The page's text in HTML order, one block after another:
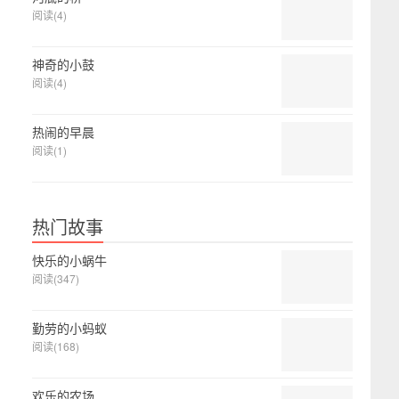
阅读(4)
神奇的小鼓
阅读(4)
热闹的早晨
阅读(1)
热门故事
快乐的小蜗牛
阅读(347)
勤劳的小蚂蚁
阅读(168)
欢乐的农场